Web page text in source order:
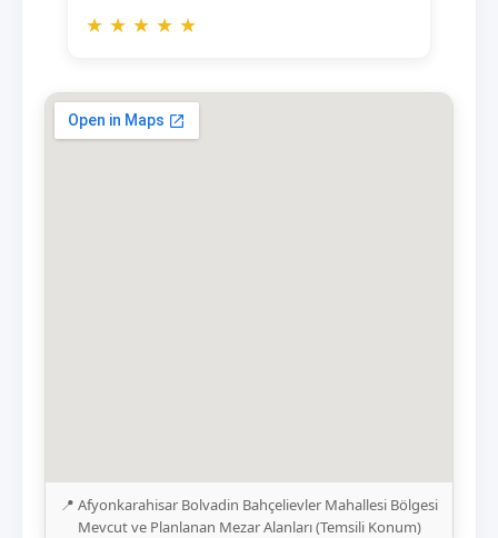
★ ★ ★ ★ ★
📍 Afyonkarahisar Bolvadin Bahçelievler Mahallesi Bölgesi
Mevcut ve Planlanan Mezar Alanları (Temsili Konum)